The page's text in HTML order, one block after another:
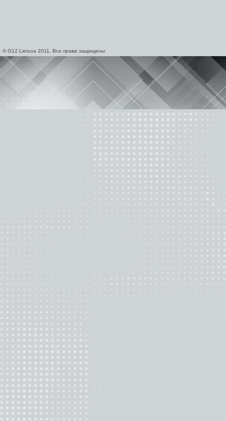
© G12 Lietuva 2011. Все права защищены